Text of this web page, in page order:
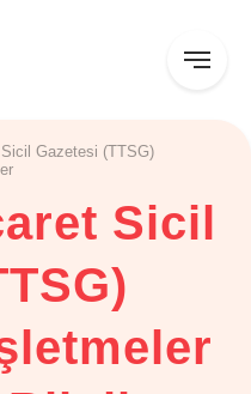
Gazetesi (TTSG)
Sicil